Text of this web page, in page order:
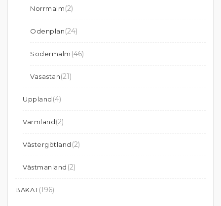
Norrmalm(2)
Odenplan(24)
Södermalm (46)
Vasastan(21)
Uppland (4)
Värmland(2)
Västergötland (2)
Västmanland (2)
BAKAT(196)